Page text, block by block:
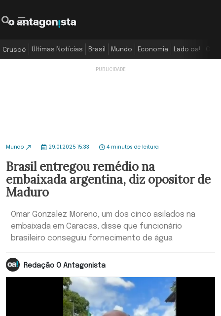
Crusoé Últimas Notícias Brasil Mundo Economia Lado oa!
Mundo 29.01.2025 15:33 4 minutos de leitura
Brasil entregou remédio na
embaixada argentina, diz opositor de
Maduro
Omar Gonzalez Moreno, um dos cinco asilados na
embaixada em Caracas, disse que funcionário
brasileiro conseguiu fornecimento de água
Redação O Antagonista